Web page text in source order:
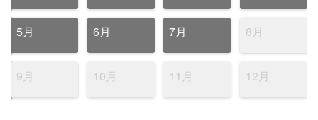
5月 6月 7月 8月
9月 10月 11月 12月